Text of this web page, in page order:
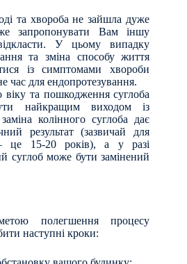
та хвороба не зайшла дуже
запропонувати Вам іншу
У цьому випадку
та зміна способу життя
із симптомами хвороби
час для ендопротезування.
та пошкодження суглоба
найкращим виходом із
колінного суглоба дає
результат (зазвичай для
– це 15-20 років), а у разі
суглоб може бути замінений
полегшення процесу
наступні кроки: